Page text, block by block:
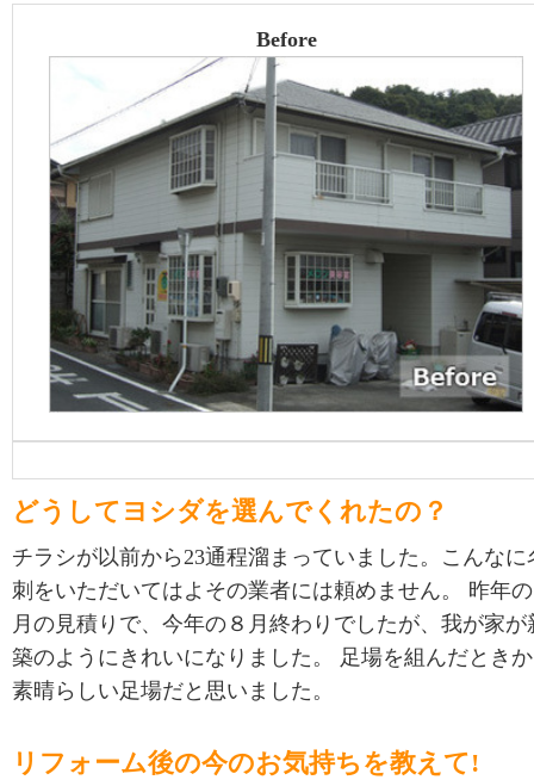
Before
どうしてヨシダを選んでくれたの？
チラシが以前から23通程溜まっていました。こんなに
刺をいただいてはよその業者には頼めません。 昨年
月の見積りで、今年の８月終わりでしたが、我が家が
築のようにきれいになりました。 足場を組んだとき
素晴らしい足場だと思いました。
リフォーム後の今のお気持ちを教えて!